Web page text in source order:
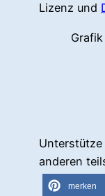
Lizenz und
anderen
merken